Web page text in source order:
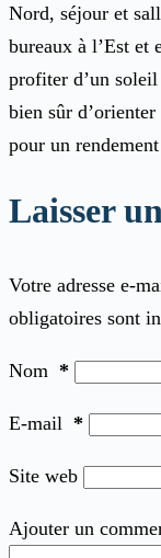
Nord, séjour et
bureaux à l’Est et
profiter d’un
bien sûr
pour un
Laisser
Votre adresse e-
obligatoires sont
Nom *
E-mail *
Site web
Ajouter un